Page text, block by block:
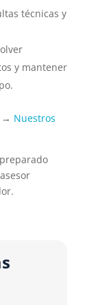
técnicas y
y mantener
→ Nuestros